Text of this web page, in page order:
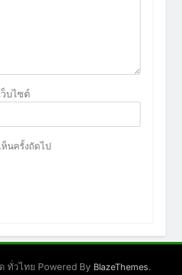
ว็บไซต์
นครั้งถัดไป
ทั่วไทย Powered By BlazeThemes.